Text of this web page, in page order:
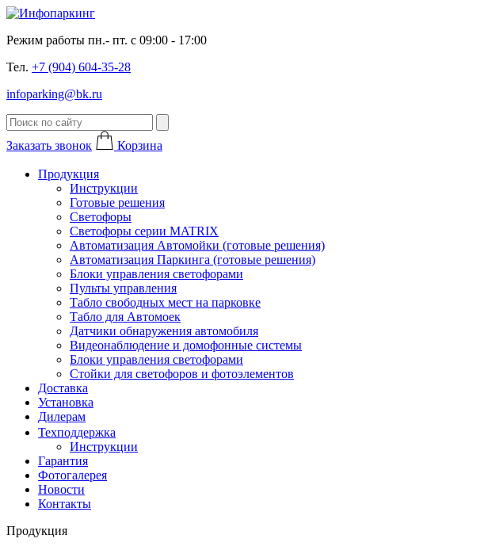
Режим работы пн.- пт. с 09:00 - 17:00
Тел. +7 (904) 604-35-28
infoparking@bk.ru
Заказать звонок Корзина
Продукция
Инструкции
Готовые решения
Светофоры
Светофоры серии MATRIX
Автоматизация Автомойки (готовые решения)
Автоматизация Паркинга (готовые решения)
Блоки управления светофорами
Пульты управления
Табло свободных мест на парковке
Табло для Автомоек
Датчики обнаружения автомобиля
Видеонаблюдение и домофонные системы
Блоки управления светофорами
Стойки для светофоров и фотоэлементов
Доставка
Установка
Дилерам
Техподдержка
Инструкции
Гарантия
Фотогалерея
Новости
Контакты
Продукция